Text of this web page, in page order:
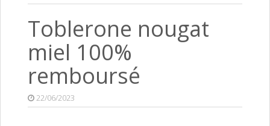
Toblerone nougat
miel 100%
remboursé
22/06/2023